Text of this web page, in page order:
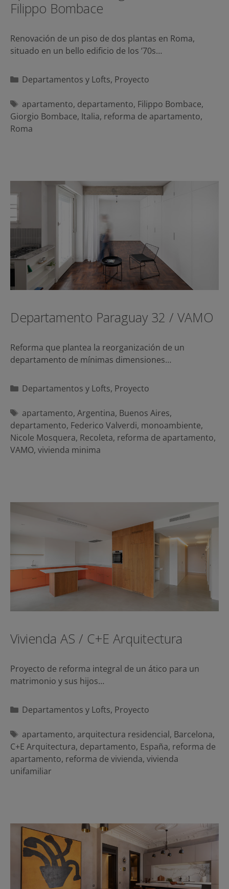
Filippo Bombace
Renovación de un piso de dos plantas en Roma,
situado en un bello edificio de los ’70s…
Categorías
Departamentos y Lofts, Proyecto
Etiquetas
apartamento, departamento, Filippo Bombace,
Giorgio Bombace, Italia, reforma de apartamento,
Roma
Departamento Paraguay 32 / VAMO
Reforma que plantea la reorganización de un
departamento de mínimas dimensiones…
Categorías
Departamentos y Lofts, Proyecto
Etiquetas
apartamento, Argentina, Buenos Aires,
departamento, Federico Valverdi, monoambiente,
Nicole Mosquera, Recoleta, reforma de apartamento,
VAMO, vivienda minima
Vivienda AS / C+E Arquitectura
Proyecto de reforma integral de un ático para un
matrimonio y sus hijos…
Categorías
Departamentos y Lofts, Proyecto
Etiquetas
apartamento, arquitectura residencial, Barcelona,
C+E Arquitectura, departamento, España, reforma de
apartamento, reforma de vivienda, vivienda
unifamiliar